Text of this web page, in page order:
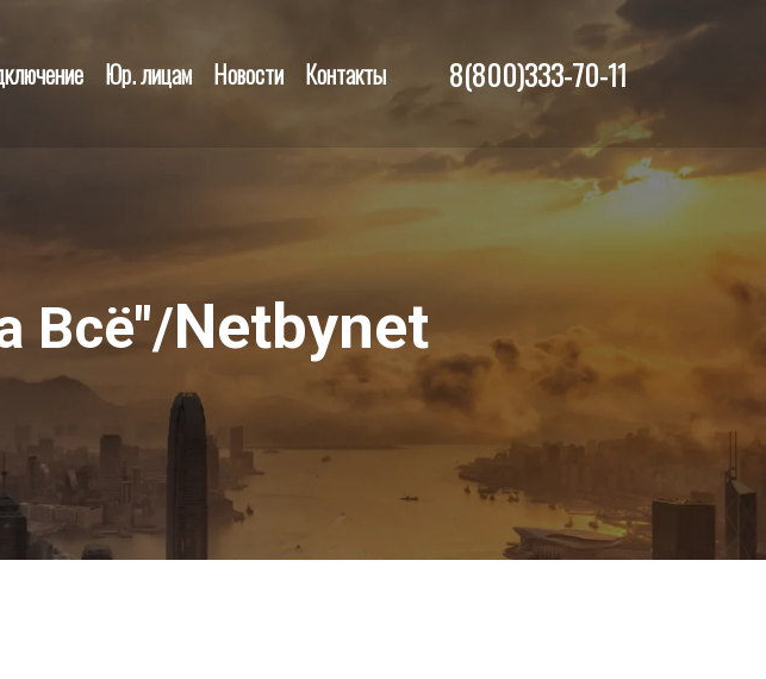
Юр. лицам Новости Контакты 8(800)333-70-11
Всё"/Netbynet